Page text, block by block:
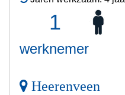
1
werknemer
Heerenveen